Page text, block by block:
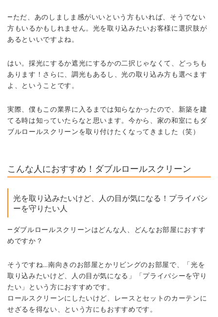
―ただ、あのしましま感がいいという方もいれば、そうでない
方もいるかもしれません。光を取り込みたいお客様に選択肢が
あるといいですよね。
はい。 採光にするか遮光にするかの二択じゃなくて、どっちも
あります！さらに、調光もあるし、光の取り込み方も選べます
よ
、ということです。
実際、僕もこの業界に入るまでは知らなかったので、新築を建
てる時は知っていたらなと思います。今から、家の和室にもダ
ブルロールスクリーンを取り付けたくなってきました（笑）
こんな人におすすめ！ダブルロールスクリーン
光を取り込みたいけど、人の目が気になる！プライバシ
ーを守りたい人
―ダブルロールスクリーンはどんな人、どんなお部屋におすす
めですか？
そうですね…南向きのお部屋とかリビングのお部屋で、「光を
取り込みたいけど、人の目が気になる」「プライバシーを守り
たい」という方におすすめです。
ロールスクリーンにしたいけど、レースとセットのカーテンに
せざるを得ない、という方にもおすすめです。